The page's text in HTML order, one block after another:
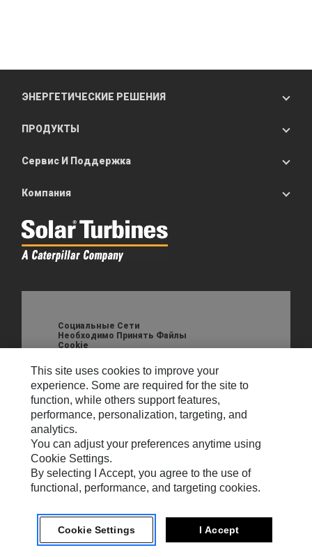
ЭНЕРГЕТИЧЕСКИЕ РЕШЕНИЯ
ПРОДУКТЫ
Сервис И Поддержка
Компания
Социальные Сети
Необходимо Принять Файлы
Cookie
принять таргетинговые, функциональные
файлы cookie и файлы cookie
производительности.
Настройки
Карта Сайта
Свяжитесь С Нами
Настройки Электронной Почты
Cookie Settings
This site uses cookies to improve your
experience. Some are required for the site to
function, while others support features,
performance, personalization, targeting, and
analytics.
You can adjust your preferences anytime using
Cookie Settings.
By selecting I Accept, you agree to the use of
functional, performance, and targeting cookies.
Cookie Settings I Accept